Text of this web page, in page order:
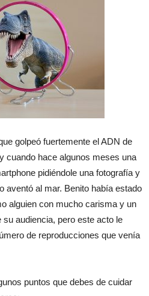
golpeó fuertemente el ADN de
cuando hace algunos meses una
pidiéndole una fotografía y
aventó al mar. Benito había estado
alguien con mucho carisma y un
audiencia, pero este acto le
de reproducciones que venía
puntos que debes de cuidar